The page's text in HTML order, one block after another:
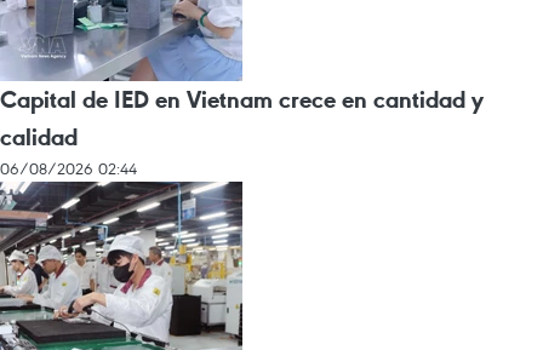
Capital de IED en Vietnam crece en cantidad y
calidad
06/08/2026 02:44